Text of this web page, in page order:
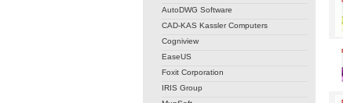
AutoDWG Software
CAD-KAS Kassler Computers
Cogniview
EaseUS
Foxit Corporation
IRIS Group